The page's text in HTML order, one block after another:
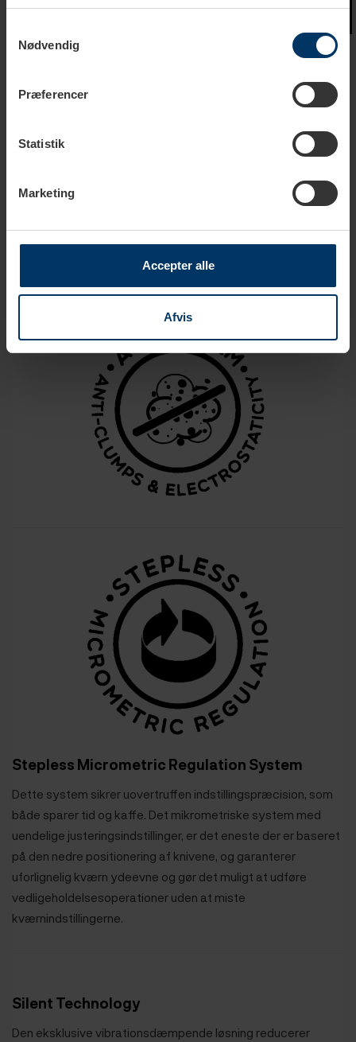
Nødvendig
Præferencer
Statistik
Marketing
Accepter alle
Afvis
Eureka funktioner
ACE-systemet er designet til at forhindre klumper, når den
kaffe. Ace systemet er fællesnævneren i enhver Eureka-
kværn. På grund af dets regulerende virkning over
kaffeudstrømningen sikrer ACE systemet en uforlignelig
Stepless Micrometric Regulation System
Dette system sikrer uovertruffen indstillingspræcision, som
både sparer tid og kaffe. Det mikrometriske system med
uendelige justeringsindstillinger, er det eneste der er baseret
på den nedre positionering af knivene, og garanterer
uforlignelig kværn ydeevne og gør det muligt at udføre
vedligeholdelsesoperationer uden at miste
kværnindstillingerne.
Silent Technology
Den eksklusive vibrationsdæmpende løsning reducerer